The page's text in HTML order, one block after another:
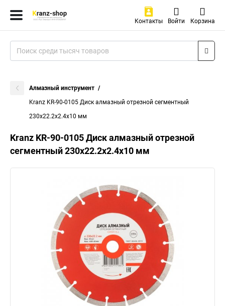
Контакты Войти Корзина
Алмазный инструмент
Kranz KR-90-0105 Диск алмазный отрезной сегментный
230x22.2x2.4x10 мм
Kranz KR-90-0105 Диск алмазный отрезной
сегментный 230x22.2x2.4x10 мм